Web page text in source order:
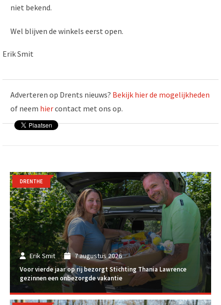
niet bekend.
Wel blijven de winkels eerst open.
Erik Smit
Adverteren op Drents nieuws? Bekijk hier de mogelijkheden
of neem hiercontact met ons op.
Erik Smit 7 augustus 2026
Voor vierde jaar op rij bezorgt Stichting Thania Lawrence
gezinnen een onbezorgde vakantie
DRENTHE